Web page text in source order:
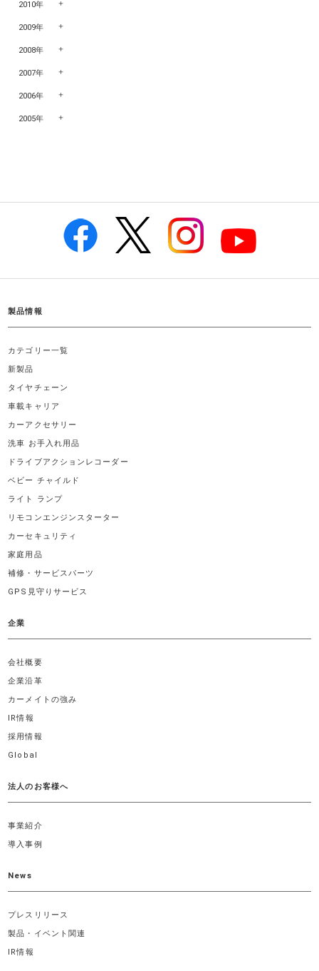
2010年
2009年
2008年
2007年
2006年
2005年
製品情報
カテゴリー一覧
新製品
タイヤチェーン
車載キャリア
カーアクセサリー
洗車 お手入れ用品
ドライブアクションレコーダー
ベビー チャイルド
ライト ランプ
リモコンエンジンスターター
カーセキュリティ
家庭用品
補修・サービスパーツ
GPS見守りサービス
企業
会社概要
企業沿革
カーメイトの強み
IR情報
採用情報
Global
法人のお客様へ
事業紹介
導入事例
News
プレスリリース
製品・イベント関連
IR情報